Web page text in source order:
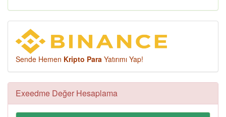
Sende Hemen Kripto Para Yatırımı Yap!
Exeedme Değer Hesaplama